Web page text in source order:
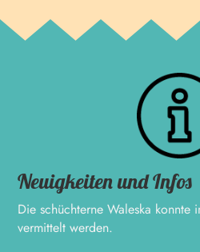
Neuigkeiten und Infos
Die schüchterne Waleska
vermittelt werden.